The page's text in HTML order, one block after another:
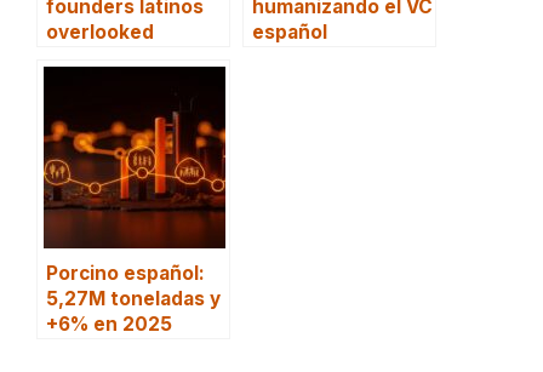
founders latinos
overlooked
humanizando el VC
español
Porcino español:
5,27M toneladas y
+6% en 2025